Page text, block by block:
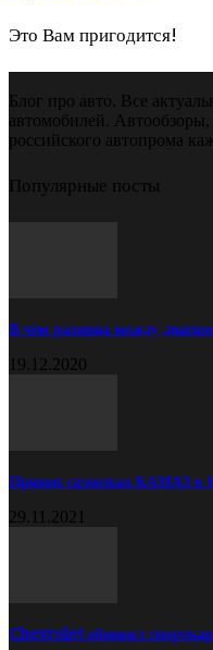
Это Вам пригодится!
Блог про авто. Все
автомобилей. Автообзоры,
российского автопрома
Популярные посты
В чём разница между
19.12.2020
Прицеп самосвал КАМАЗ в
29.11.2021
Chevrolet обновил